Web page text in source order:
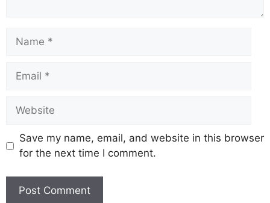
Save my name, email, and website in this browser
for the next time I comment.